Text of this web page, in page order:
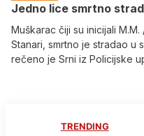
Јedno lice smrtno
Muškarac čiji su inicijali
Stanari, smrtno je stradao u
rečeno je Srni iz Policijske
TRENDING